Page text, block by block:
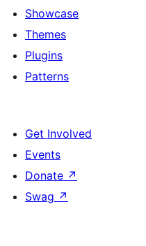
Showcase
Themes
Plugins
Patterns
Get Involved
Events
Donate ↗
Swag ↗